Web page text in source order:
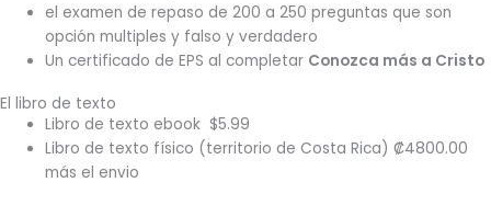
el examen de repaso de 200 a 250 preguntas que son
opción multiples y falso y verdadero
Un certificado de EPS al completar Conozca más a Cristo
El libro de texto
Libro de texto ebook $5.99
Libro de texto físico (territorio de Costa Rica) ₡4800.00
más el envio